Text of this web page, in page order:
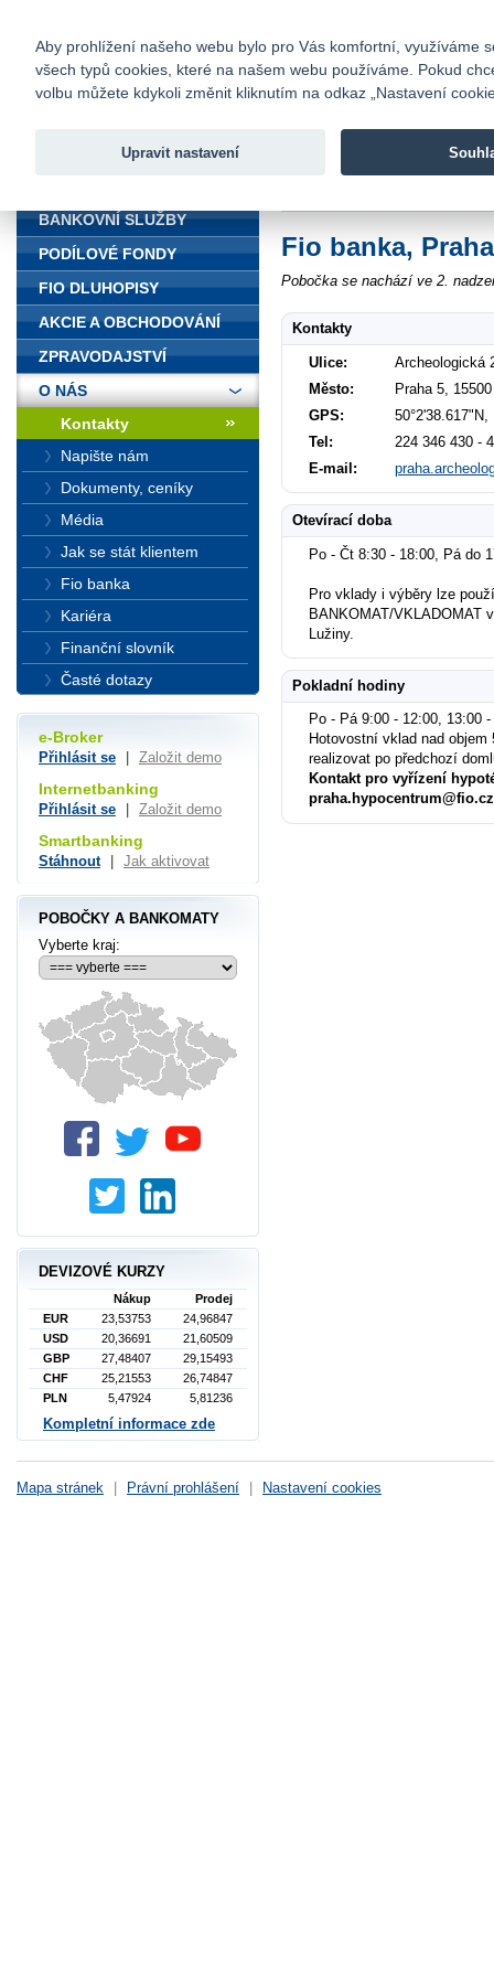
Fio banka
Fio banka
Fio banka,
Pobočka se nachází ve 2.
Kontakty
Ulice:
Archeologická
Město:
Praha 5, 15500
GPS:
50°2'38.617"N,
Tel:
224 346 430 -
E-mail:
Otevírací doba
Po - Čt 8:30 - 18:00, Pá do
Pro vklady i výběry lze
BANKOMAT/VKLADOMAT
Lužiny.
Pokladní hodiny
Po - Pá 9:00 - 12:00, 13:00
Hotovostní vklad nad objem
realizovat po předchozí
Kontakt pro vyřízení
praha.hypocentrum@fio.cz
BANKOVNÍ SLUŽBY
PODÍLOVÉ FONDY
FIO DLUHOPISY
AKCIE A OBCHODOVÁNÍ
ZPRAVODAJSTVÍ
O NÁS
Kontakty
Napište nám
Dokumenty, ceníky
Média
Jak se stát klientem
Fio banka
Kariéra
Finanční slovník
Časté dotazy
e-Broker
Přihlásit se Založit demo
Internetbanking
Přihlásit se Založit demo
Smartbanking
Stáhnout Jak aktivovat
POBOČKY A BANKOMATY
Vyberte kraj:
DEVIZOVÉ KURZY
Nákup
Prodej
EUR
23,53753
24,96847
USD
20,36691
21,60509
GBP
27,48407
29,15493
CHF
25,21553
26,74847
PLN
5,47924 5,81236
Kompletní informace zde
Mapa stránek Právní prohlášení Nastavení cookies
Aby prohlížení našeho webu bylo pro Vás komfortní, využíváme
všech typů cookies, které na našem webu používáme. Pokud
volbu můžete kdykoli změnit kliknutím na odkaz „Nastavení
Upravit nastavení